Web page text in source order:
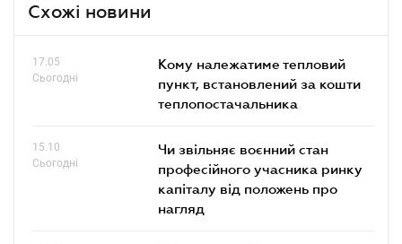
Схожі новини
17.05
Сьогодні
Кому належатиме тепловий
пункт, встановлений за кошти
теплопостачальника
15.10
Сьогодні
Чи звільняє воєнний стан
професійного учасника ринку
капіталу від положень про
нагляд